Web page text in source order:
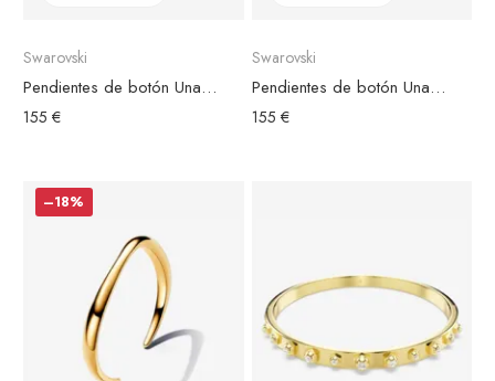
Swarovski
Pendientes de botón Una Swarovski Bañados en Rodio
155 €
Swarovski
Pendientes de botón Una Swarovski Chapados en Oro Rosa
155 €
–18%